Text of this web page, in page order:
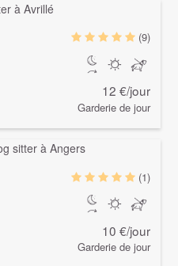
(9)
12 €/jour
Garderie de jour
(1)
10 €/jour
Garderie de jour